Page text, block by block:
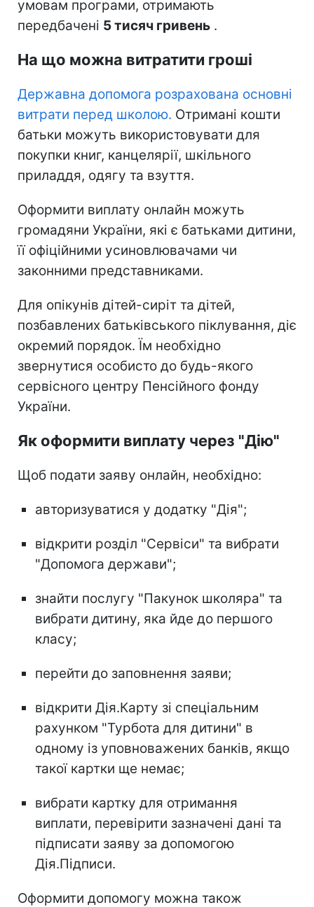
умовам програми, отримають
передбачені 5 тисяч гривень .
На що можна витратити гроші
Державна допомога розрахована основні
витрати перед школою. Отримані кошти
батьки можуть використовувати для
покупки книг, канцелярії, шкільного
приладдя, одягу та взуття.
Оформити виплату онлайн можуть
громадяни України, які є батьками дитини,
її офіційними усиновлювачами чи
законними представниками.
Для опікунів дітей-сиріт та дітей,
позбавлених батьківського піклування, діє
окремий порядок. Їм необхідно
звернутися особисто до будь-якого
сервісного центру Пенсійного фонду
України.
Як оформити виплату через "Дію"
Щоб подати заяву онлайн, необхідно:
авторизуватися у додатку "Дія";
відкрити розділ "Сервіси" та вибрати
"Допомога держави";
знайти послугу "Пакунок школяра" та
вибрати дитину, яка йде до першого
класу;
перейти до заповнення заяви;
відкрити Дія.Карту зі спеціальним
рахунком "Турбота для дитини" в
одному із уповноважених банків, якщо
такої картки ще немає;
вибрати картку для отримання
виплати, перевірити зазначені дані та
підписати заяву за допомогою
Дія.Підписи.
Оформити допомогу можна також